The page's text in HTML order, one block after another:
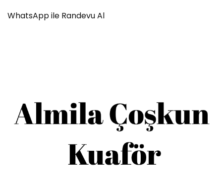
WhatsApp ile Randevu Al